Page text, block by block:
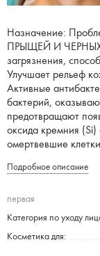
Назначение:
ПРЫЩЕЙ И ЧЕРНЫХ
загрязнения,
Улучшает рельеф
Активные
бактерий,
предотвращают
оксида кремния
омертвевшие
Подробное описание
первая
Категория по уходу
Косметика для: